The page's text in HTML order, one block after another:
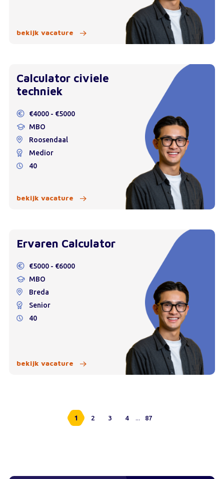
bekijk vacature
Calculator civiele
techniek
€4000 - €5000
MBO
Roosendaal
Medior
40
bekijk vacature
Ervaren Calculator
€5000 - €6000
MBO
Breda
Senior
40
bekijk vacature
1 2 3 4 ... 87